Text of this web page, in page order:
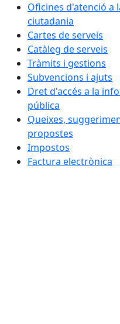
Oficines d'atenció a
ciutadania
Cartes de serveis
Catàleg de serveis
Tràmits i gestions
Subvencions i ajuts
Dret d'accés a la
pública
Queixes,
propostes
Impostos
Factura electrònica